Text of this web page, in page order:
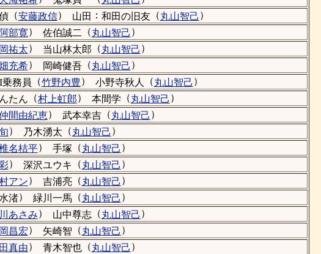
（安藤政信） 山田 ： 和田の旧友（丸山智己 ）
阿部寛） 佐伯誠二 （丸山智己 ）
祐太） 当山林太郎 （丸山智己 ）
充希） 岡崎健吾（丸山智己 ）
務員 （竹野内豊） 小野寺秋人 （丸山智己 ）
たん （村上虹郎） 本間学 （丸山智己 ）
間由紀恵） 武本幸吉（丸山智己 ）
） 乃木湧太 （丸山智己 ）
名桔平） 手塚 （丸山智己 ）
） 深沢ユウキ （丸山智己 ）
アン） 吉浦亮（丸山智己 ）
渚） 緑川一馬（丸山智己 ）
あさみ） 山中尊志（丸山智己 ）
昌宏） 矢崎智 （丸山智己 ）
真由） 青木智也 （丸山智己 ）